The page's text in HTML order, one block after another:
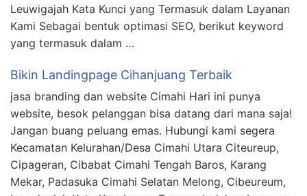
Leuwigajah Kata Kunci yang Termasuk dalam Layanan
Kami Sebagai bentuk optimasi SEO, berikut keyword
yang termasuk dalam …
Bikin Landingpage Cihanjuang Terbaik
jasa branding dan website Cimahi Hari ini punya
website, besok pelanggan bisa datang dari mana saja!
Jangan buang peluang emas. Hubungi kami segera
Kecamatan Kelurahan/Desa Cimahi Utara Citeureup,
Cipageran, Cibabat Cimahi Tengah Baros, Karang
Mekar, Padasuka Cimahi Selatan Melong, Cibeureum,